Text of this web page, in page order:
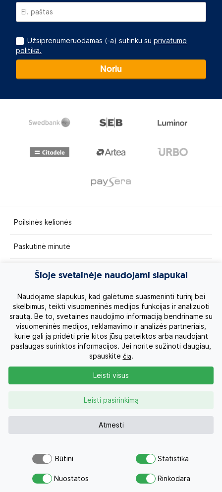
Užsiprenumeruodamas (-a) sutinku su privatumo
politika.
Noriu
Poilsinės kelionės
Paskutinė minutė
Egzotinės kelionės
Kruizai
Kelionės po Lietuvą
Apie mus
Privatumo politika
Kontaktai
0 700 11007 Užklausa
Savo svajonių atostogoms
Šioje svetainėje naudojami slapukai
Naudojame slapukus, kad galėtume suasmeninti turinį bei
skelbimus, teikti visuomeninės medijos funkcijas ir analizuoti
srautą. Be to, svetainės naudojimo informaciją bendriname su
visuomeninės medijos, reklamavimo ir analizės partneriais,
kurie gali ją pridėti prie kitos jūsų pateiktos arba naudojant
paslaugas surinktos informacijos. Jei norite sužinoti daugiau,
spauskite čia.
Atmesti
Leisti pasirinkimą
Leisti visus
Būtini Statistika
Nuostatos Rinkodara